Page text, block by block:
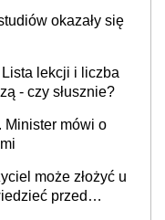
okazały się
lekcji i liczba
- czy słusznie?
Minister mówi o
może złożyć u
przed